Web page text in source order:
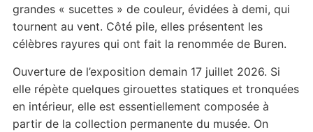
grandes « sucettes » de couleur, évidées à demi, qui
tournent au vent. Côté pile, elles présentent les
célèbres rayures qui ont fait la renommée de Buren.
Ouverture de l’exposition demain 17 juillet 2026. Si
elle répète quelques girouettes statiques et tronquées
en intérieur, elle est essentiellement composée à
partir de la collection permanente du musée. On